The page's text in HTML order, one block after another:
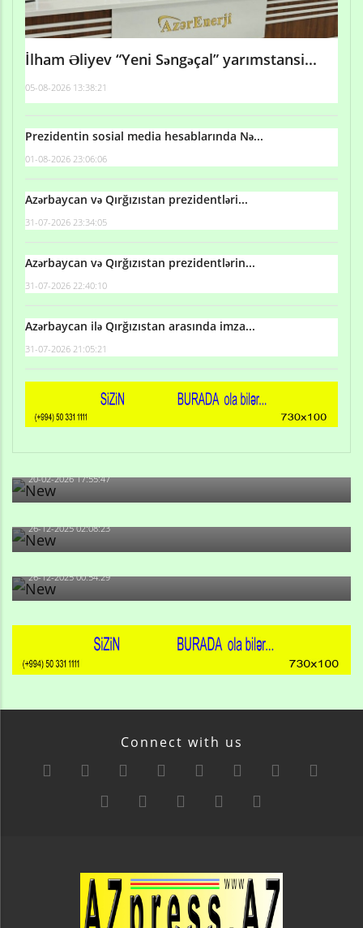
İlham Əliyev “Yeni Səngəçal” yarımstansi...
05-08-2026 13:38:21
Prezidentin sosial media hesablarında Nə...
01-08-2026 23:06:06
Azərbaycan və Qırğızıstan prezidentləri...
31-07-2026 23:34:05
Azərbaycan və Qırğızıstan prezidentlərin...
31-07-2026 22:40:10
Azərbaycan ilə Qırğızıstan arasında imza...
31-07-2026 21:05:21
Qulu Məhərrəmli: Sosial şəbəkələrdə söyüş niyə artıb?
20-02-2026 17:55:47
Məni bura NAZİR GÖNDƏRİB - 1937-ci ildən fəaliyyətdə
olan və...
26-12-2025 02:08:23
-Ay qız, sən məhkəməni udmayacaqsan... Sən bilirsən
də, məni...
26-12-2025 00:54:29
Connect with us